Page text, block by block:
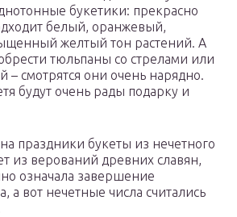
букетики: прекрасно
белый, оранжевый,
желтый тон растений. А
тюльпаны со стрелами или
– смотрятся они очень нарядно.
будут очень рады подарку и
праздники букеты из нечетного
из верований древних славян,
означала завершение
а вот нечетные числа считались